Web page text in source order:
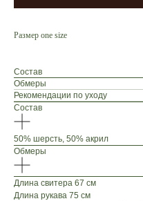
Размер one size
Состав
Обмеры
Рекомендации по уходу
Состав
50% шерсть, 50% акрил
Обмеры
Длина свитера 67 см
Длина рукава 75 см